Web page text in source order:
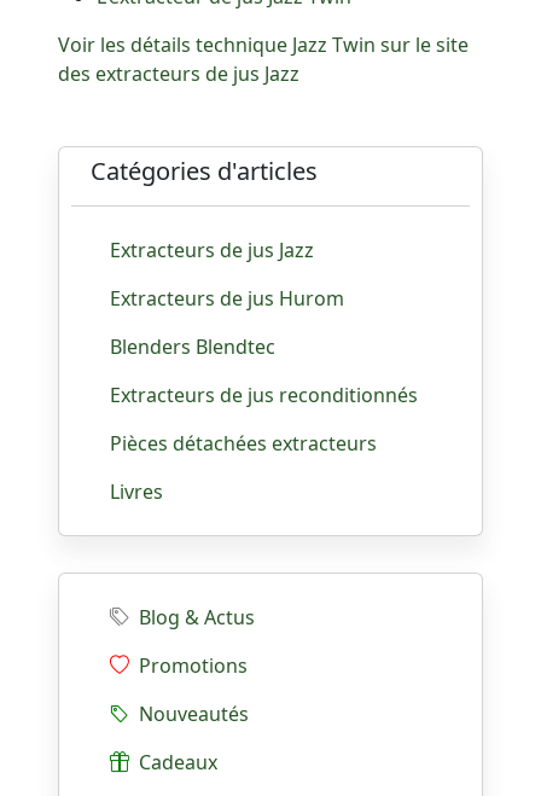
Voir les détails technique Jazz Twin sur le site
des extracteurs de jus Jazz
Catégories d'articles
Extracteurs de jus Jazz
Extracteurs de jus Hurom
Blenders Blendtec
Extracteurs de jus reconditionnés
Pièces détachées extracteurs
Livres
Blog & Actus
Promotions
Nouveautés
Cadeaux